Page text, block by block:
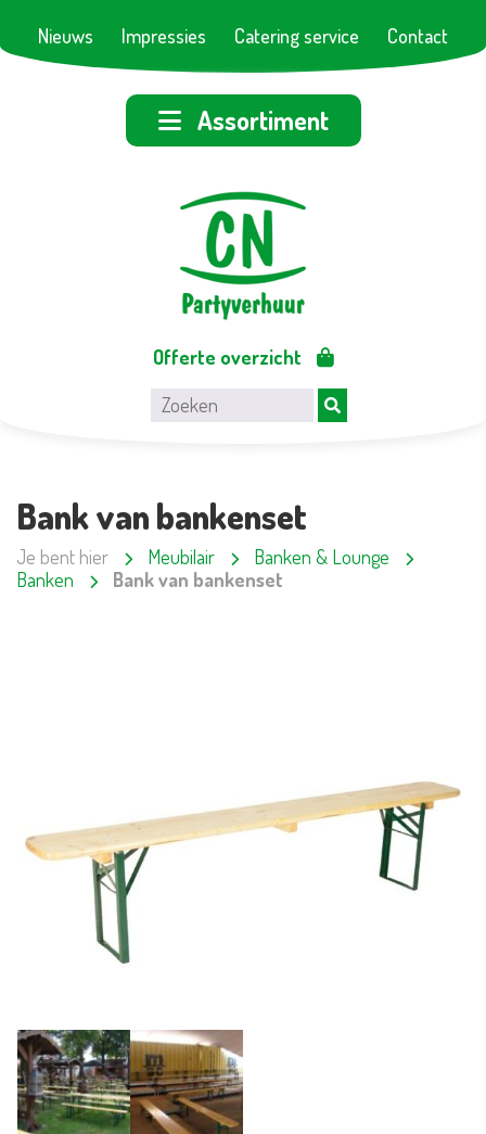
Nieuws Impressies Catering service Contact
Assortiment
Offerte overzicht
Bank van bankenset
Je bent hier Meubilair
Banken & Lounge
Banken
Bank van bankenset